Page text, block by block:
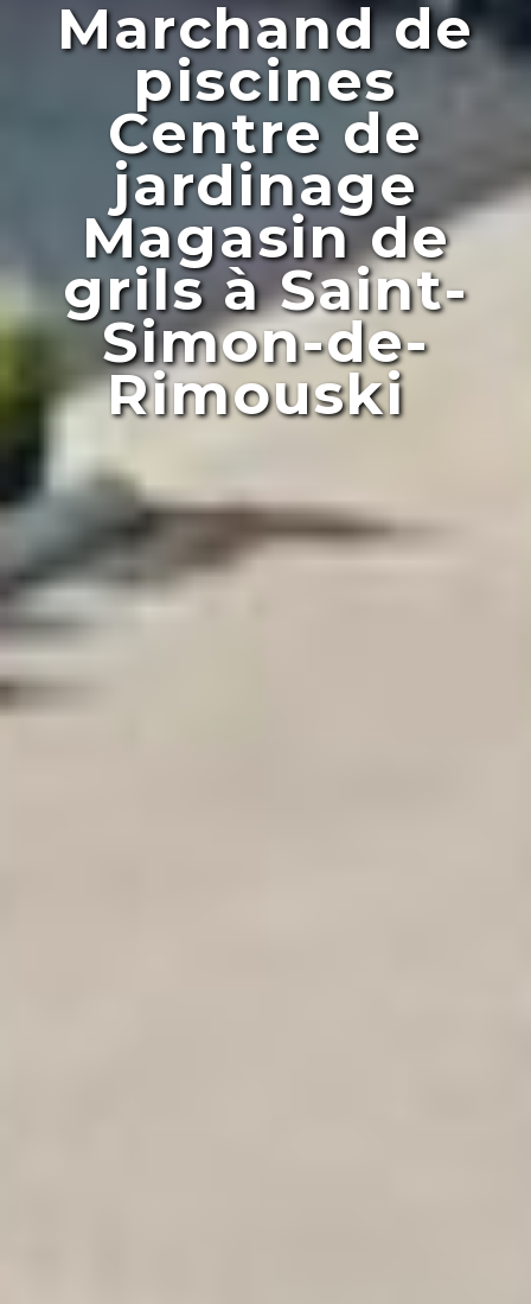
Marchand de
piscines
Centre de
jardinage
Magasin de
grils à Saint-
Simon-de-
Rimouski